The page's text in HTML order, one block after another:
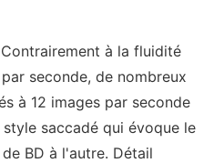
à la fluidité
seconde, de nombreux
à 12 images par seconde
saccadé qui évoque le
BD à l'autre. Détail